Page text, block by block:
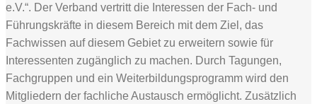
e.V.“. Der Verband vertritt die Interessen der Fach- und
Führungskräfte in diesem Bereich mit dem Ziel, das
Fachwissen auf diesem Gebiet zu erweitern sowie für
Interessenten zugänglich zu machen. Durch Tagungen,
Fachgruppen und ein Weiterbildungsprogramm wird den
Mitgliedern der fachliche Austausch ermöglicht. Zusätzlich